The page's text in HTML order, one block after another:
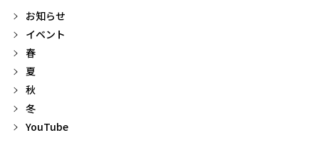
お知らせ
イベント
春
夏
秋
冬
YouTube